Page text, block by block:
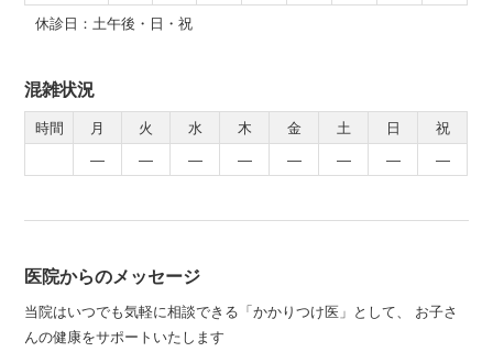
休診日：土午後・日・祝
混雑状況
時間 月 火 水 木 金 土 日
祝
―
― ― ― ― ― ― ―
医院からのメッセージ
当院はいつでも気軽に相談できる「かかりつけ医」として、 お子さ
んの健康をサポートいたします